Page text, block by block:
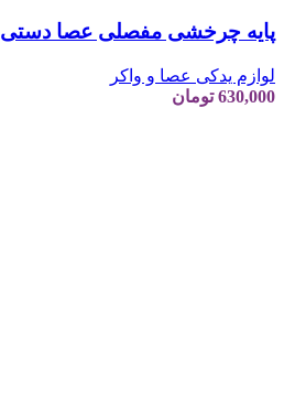
پایه چرخشی مفصلی عصا دستی
لوازم یدکی عصا و واکر
630,000 تومان